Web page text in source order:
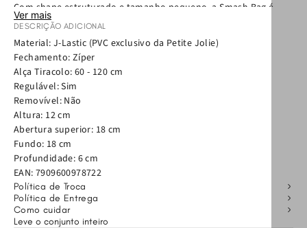
Com shape estruturado e tamanho pequeno, a Smash Bag é
versátil e moderna. Possui alça tiracolo de gorgorão removível e
ajustável, permitindo que você a utilize tanto no ombro quanto
na cintura, como uma pochete estilosa.
Detalhes do Produto:
• Material:
J-Lastic exclusivo (PVC de alta qualidade).
• Versatilidade:
Use como Bolsa Crossbody ou Pochete.
• Fechamento:
Zíper reforçado para maior segurança.
• Acabamento:
Textura marcante da família Smash com toque
fosco.
• Medidas: Tamanho compacto ideal para o essencial do dia a
dia.
Ver mais
DESCRIÇÃO ADICIONAL
Material: J-Lastic (PVC exclusivo da Petite Jolie)
Fechamento: Zíper
Alça Tiracolo: 60 - 120 cm
Regulável: Sim
Removível: Não
Altura: 12 cm
Abertura superior: 18 cm
Fundo: 18 cm
Profundidade: 6 cm
EAN: 7909600978722
Política de Troca
Política de Entrega
Como cuidar
Leve o conjunto inteiro